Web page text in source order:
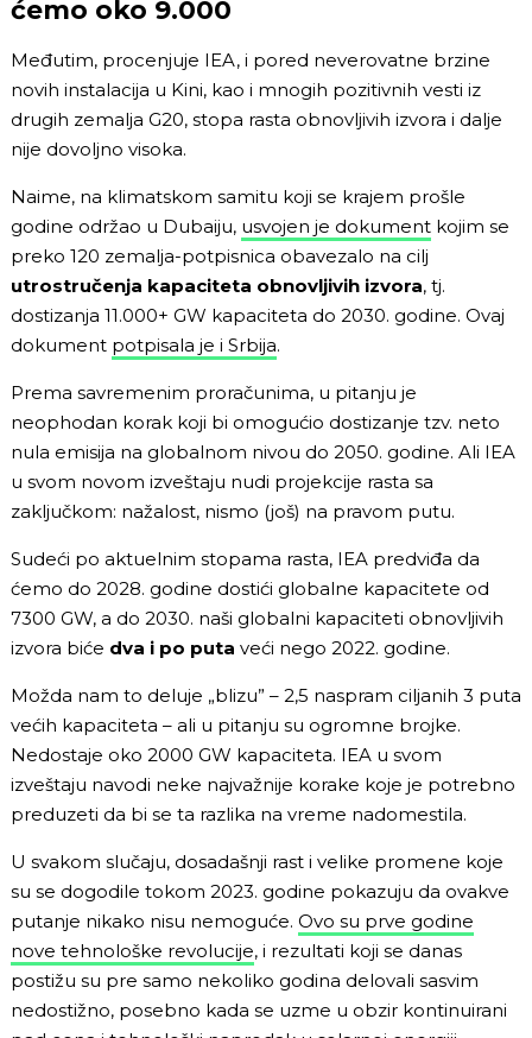
ćemo oko 9.000
Međutim, procenjuje IEA, i pored neverovatne brzine
novih instalacija u Kini, kao i mnogih pozitivnih vesti iz
drugih zemalja G20, stopa rasta obnovljivih izvora i dalje
nije dovoljno visoka.
Naime, na klimatskom samitu koji se krajem prošle
godine održao u Dubaiju, usvojen je dokument kojim se
preko 120 zemalja-potpisnica obavezalo na cilj
utrostručenja kapaciteta obnovljivih izvora, tj.
dostizanja 11.000+ GW kapaciteta do 2030. godine. Ovaj
dokument potpisala je i Srbija.
Prema savremenim proračunima, u pitanju je
neophodan korak koji bi omogućio dostizanje tzv. neto
nula emisija na globalnom nivou do 2050. godine. Ali IEA
u svom novom izveštaju nudi projekcije rasta sa
zaključkom: nažalost, nismo (još) na pravom putu.
Sudeći po aktuelnim stopama rasta, IEA predviđa da
ćemo do 2028. godine dostići globalne kapacitete od
7300 GW, a do 2030. naši globalni kapaciteti obnovljivih
izvora biće dva i po puta veći nego 2022. godine.
Možda nam to deluje „blizu” – 2,5 naspram ciljanih 3 puta
većih kapaciteta – ali u pitanju su ogromne brojke.
Nedostaje oko 2000 GW kapaciteta. IEA u svom
izveštaju navodi neke najvažnije korake koje je potrebno
preduzeti da bi se ta razlika na vreme nadomestila.
U svakom slučaju, dosadašnji rast i velike promene koje
su se dogodile tokom 2023. godine pokazuju da ovakve
putanje nikako nisu nemoguće. Ovo su prve godine
nove tehnološke revolucije, i rezultati koji se danas
postižu su pre samo nekoliko godina delovali sasvim
nedostižno, posebno kada se uzme u obzir kontinuirani